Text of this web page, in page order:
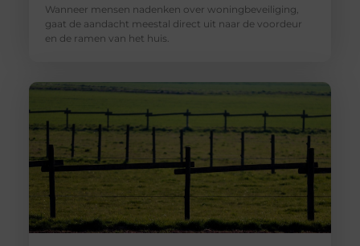
Wanneer mensen nadenken over woningbeveiliging,
gaat de aandacht meestal direct uit naar de voordeur
en de ramen van het huis.